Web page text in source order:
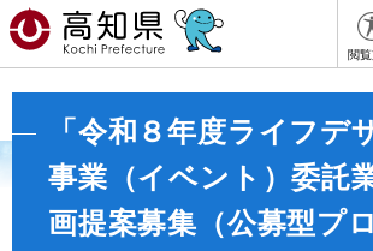
閲
「令和８年度ライフデ
事業（イベント）委託
画提案募集（公募型プ